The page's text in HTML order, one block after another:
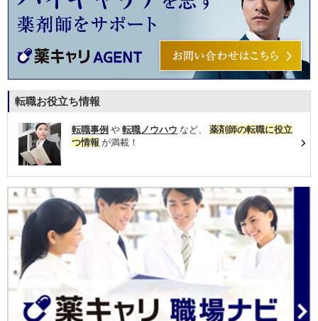
転職お役立ち情報
転職事例 や 転職ノウハウ など、 薬剤師の転職に役立
つ情報 が満載！